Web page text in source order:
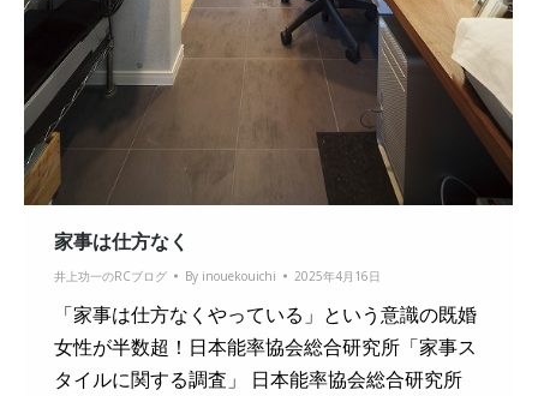
家事は仕方なく
井上功一のRCブログ By inouekouichi 2025年4月16日
「家事は仕方なくやっている」という意識の既婚
女性が半数超！日本能率協会総合研究所「家事ス
タイルに関する調査」 日本能率協会総合研究所